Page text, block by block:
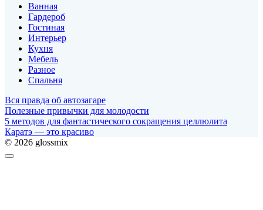
Ванная
Гардероб
Гостиная
Интерьер
Кухня
Мебель
Разное
Спальня
Вся правда об автозагаре
Полезные привычки для молодости
5 методов для фантастического сокращения целлюлита
Каратэ — это красиво
© 2026 glossmix